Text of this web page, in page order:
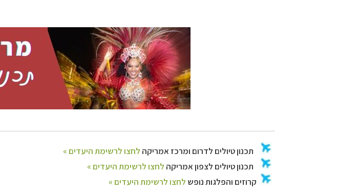
תכנוןטיולים לדרום ומרכז אמריקה
לחצו לרשימת
תכנוןטיולים לצפון אמריקה
לחצו לרשימת היעדים »
קרוזים והפלגות נופשלחצו לרשימת היעדים »